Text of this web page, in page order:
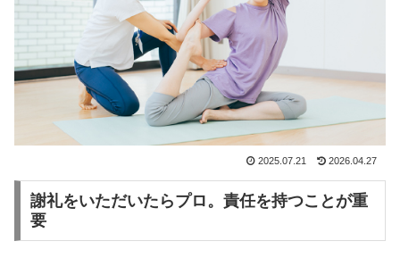
2025.07.21 2026.04.27
謝礼をいただいたらプロ。責任を持つことが重
要